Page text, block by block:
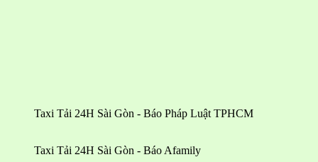
Taxi Tải 24H Sài Gòn - Báo Pháp Luật TPHCM
Taxi Tải 24H Sài Gòn - Báo Afamily